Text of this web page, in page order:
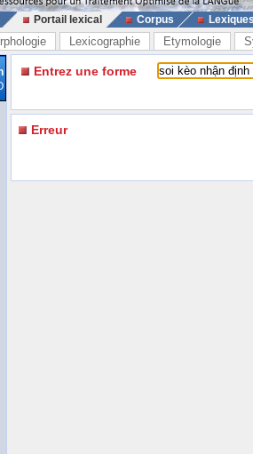
Portail lexical Corpus
Lexicographie Etymologie
Entrez une forme
Erreur